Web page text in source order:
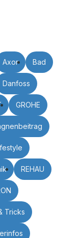
Axor Bad
Danfoss
GROHE
REHAU
Tricks